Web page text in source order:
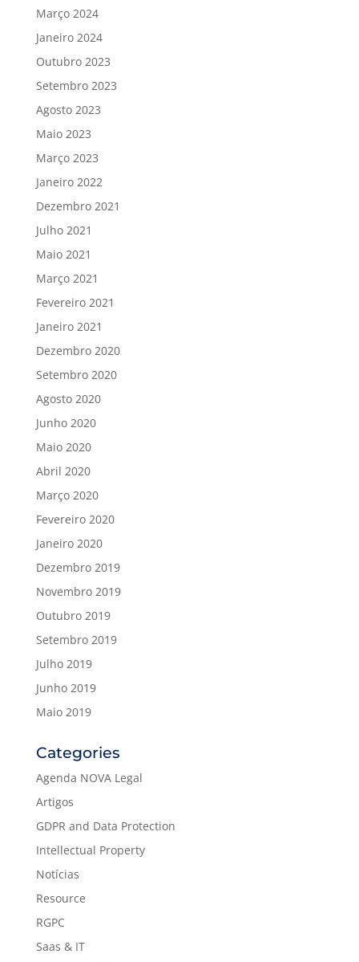
Março 2024
Janeiro 2024
Outubro 2023
Setembro 2023
Agosto 2023
Maio 2023
Março 2023
Janeiro 2022
Dezembro 2021
Julho 2021
Maio 2021
Março 2021
Fevereiro 2021
Janeiro 2021
Dezembro 2020
Setembro 2020
Agosto 2020
Junho 2020
Maio 2020
Abril 2020
Março 2020
Fevereiro 2020
Janeiro 2020
Dezembro 2019
Novembro 2019
Outubro 2019
Setembro 2019
Julho 2019
Junho 2019
Maio 2019
Categories
Agenda NOVA Legal
Artigos
GDPR and Data Protection
Intellectual Property
Notícias
Resource
RGPC
Saas & IT